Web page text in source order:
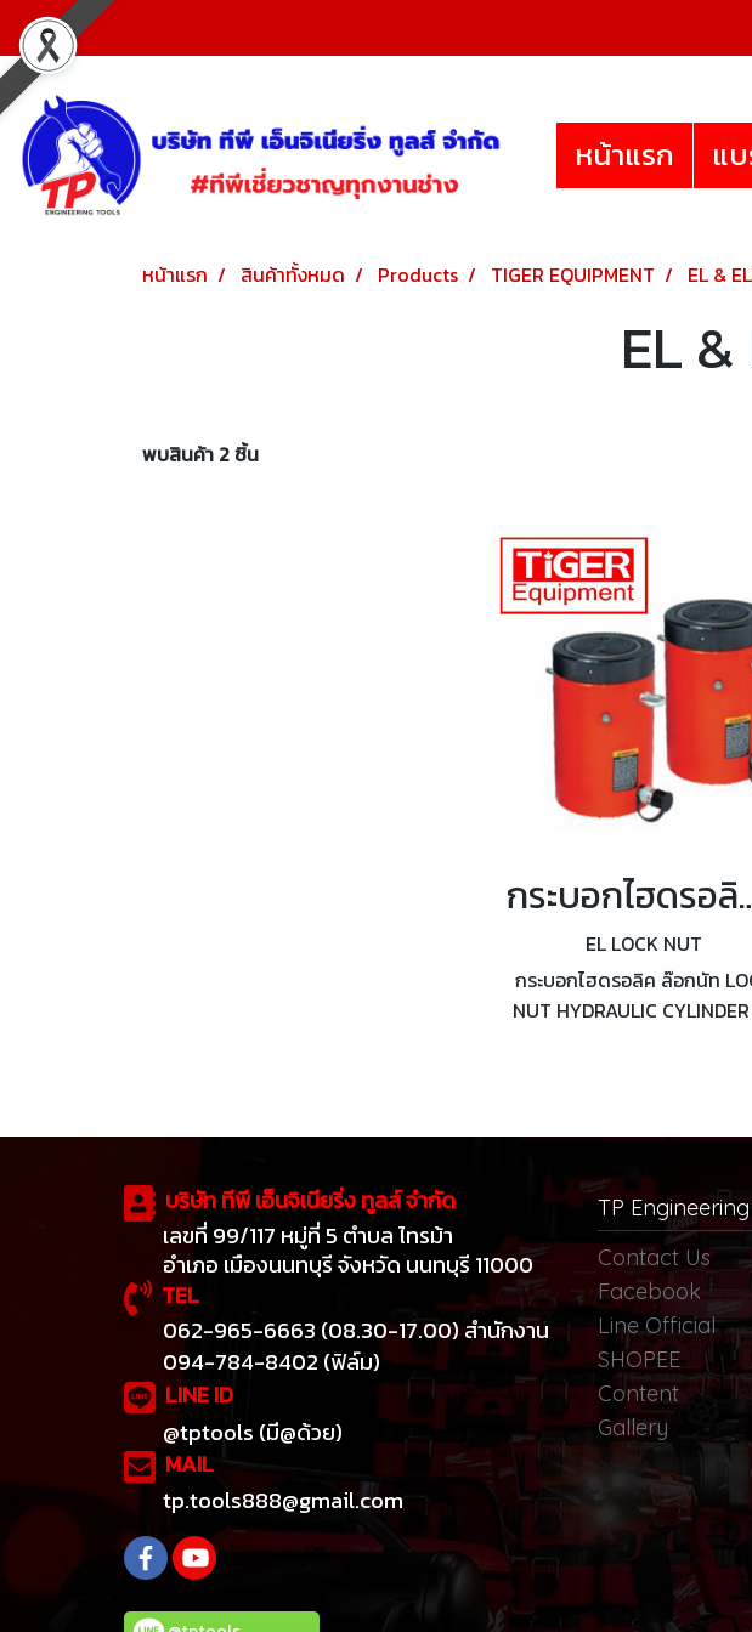
หน้าแรก แ
หน้าแรก สินค้าทั้งหมด Products TIGER EQUIPMENT EL &
EL
พบสินค้า 2 ชิ้น
กระบอกไฮดรอลิ
EL LOCK NUT
กระบอกไฮดรอลิค ล๊อกนัท
NUT HYDRAULIC
บริษัท ทีพี เอ็นจิเนียริ่ง ทูลส์ จำกัด
เลขที่ 99/117 หมู่ที่ 5 ตำบล ไทรม้า
อำเภอ เมืองนนทบุรี จังหวัด นนทบุรี 11000
TEL
062-965-6663 (08.30-17.00) สำนักงาน
094-784-8402 (ฟิล์ม)
LINE ID
@tptools (มี@ด้วย)
MAIL
tp.tools888@gmail.com
TP
Contact Us
Facebook
Line Official
SHOPEE
Content
Gallery